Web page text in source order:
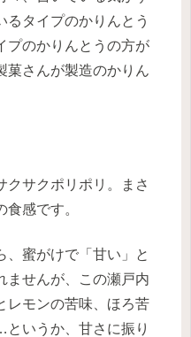
るタイプのかりんとう
プのかりんとうの方が
さんが製造のかりん
サクポリポリ。まさ
感です。
、蜜がけで「甘い」と
ませんが、この瀬戸内
レモンの苦味、ほろ苦
いうか、甘さに振り